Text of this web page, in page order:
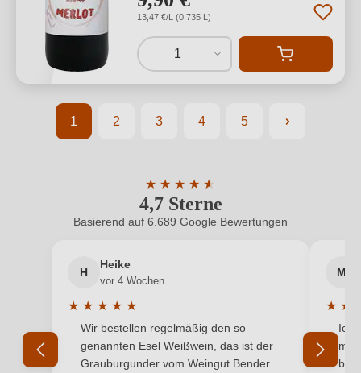
13,47 €/L (0,735 L)
1
Seite
1
Seite
2
Seite
3
Seite
4
Seite
5
4,7 Sterne
★ ★ ★ ★ ★
★
Durchschnittliche Bewertung von 4.7
Basierend auf 6.689 Google Bewertungen
H
Heike
vor 4 Wochen
★ ★ ★ ★ ★
Durchschnittliche Bewertung von 5 von 5 Sternen
Wir bestellen regelmäßig den so
genannten Esel Weißwein, das ist der
Grauburgunder vom Weingut Bender.
M
★ ★
Ich
mit